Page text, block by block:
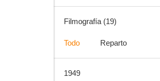
Murder in Times Square
Filmografía (19)
Todo Reparto
1949